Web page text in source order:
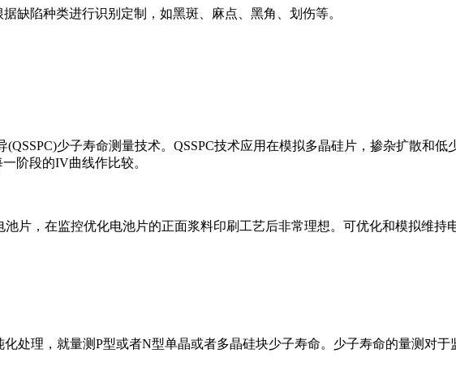
缺陷种类进行识别定制，如黑斑、麻点、黑角、划伤等。
少子寿命测量技术。QSSPC技术应用在模拟多晶硅片，掺杂扩散和
阶段的IV曲线作比较。
池片，在监控优化电池片的正面浆料印刷工艺后非常理想。可优化和模拟维持
处理，就量测P型或者N型单晶或者多晶硅块少子寿命。少子寿命的量测对